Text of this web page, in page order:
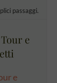
passaggi.
e
e